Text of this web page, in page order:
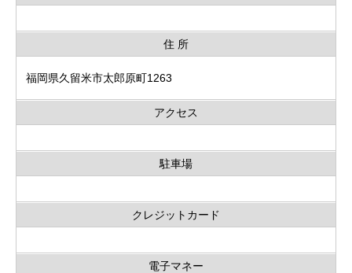
住 所
福岡県久留米市太郎原町1263
アクセス
駐車場
クレジットカード
電子マネー